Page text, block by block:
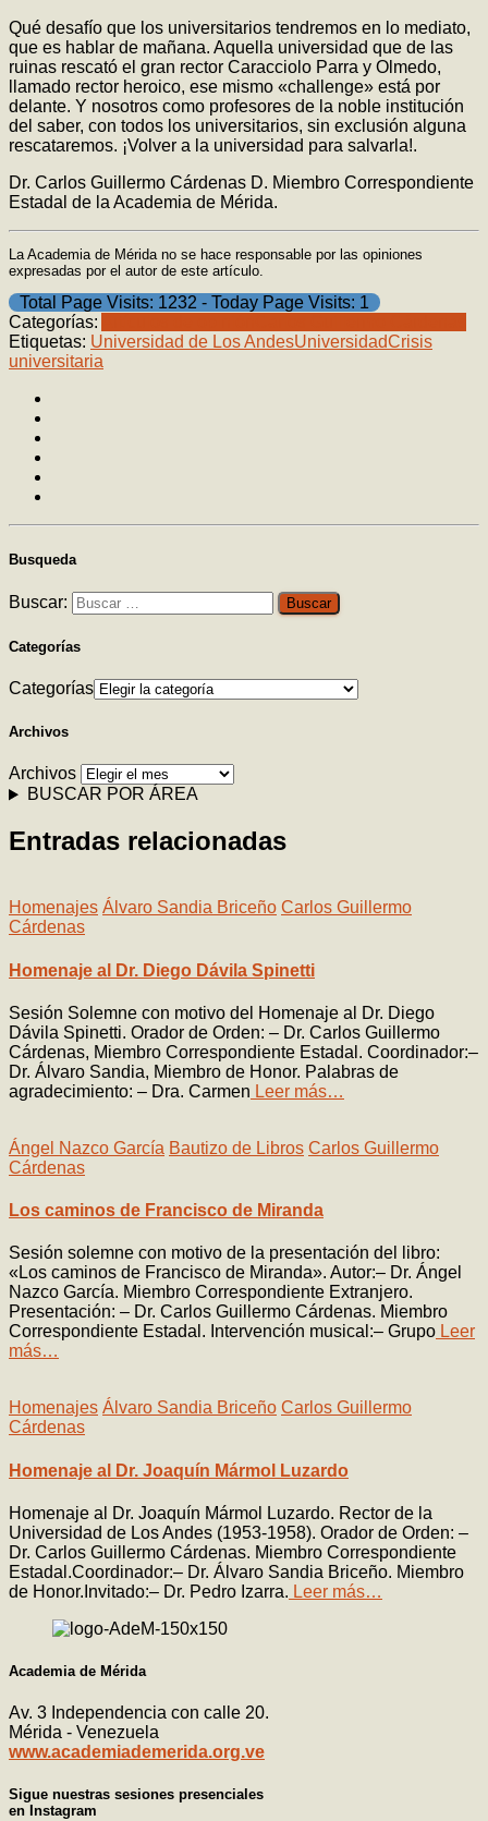
Qué desafío que los universitarios tendremos en lo mediato,
que es hablar de mañana. Aquella universidad que de las
ruinas rescató el gran rector Caracciolo Parra y Olmedo,
llamado rector heroico, ese mismo «challenge» está por
delante. Y nosotros como profesores de la noble institución
del saber, con todos los universitarios, sin exclusión alguna
rescataremos. ¡Volver a la universidad para salvarla!.
Dr. Carlos Guillermo Cárdenas D. Miembro Correspondiente
Estadal de la Academia de Mérida.
La Academia de Mérida no se hace responsable por las opiniones
expresadas por el autor de este artículo.
Total Page Visits: 1232 - Today Page Visits: 1
Categorías:
Etiquetas: Universidad de Los AndesUniversidadCrisis
universitaria
Busqueda
Buscar:
Categorías
Categorías
Archivos
Archivos
BUSCAR POR ÁREA
Entradas relacionadas
Homenajes Álvaro Sandia Briceño Carlos Guillermo
Cárdenas
Homenaje al Dr. Diego Dávila Spinetti
Sesión Solemne con motivo del Homenaje al Dr. Diego
Dávila Spinetti. Orador de Orden: – Dr. Carlos Guillermo
Cárdenas, Miembro Correspondiente Estadal. Coordinador:–
Dr. Álvaro Sandia, Miembro de Honor. Palabras de
agradecimiento: – Dra. Carmen Leer más…
Ángel Nazco García Bautizo de Libros Carlos Guillermo
Cárdenas
Los caminos de Francisco de Miranda
Sesión solemne con motivo de la presentación del libro:
«Los caminos de Francisco de Miranda». Autor:– Dr. Ángel
Nazco García. Miembro Correspondiente Extranjero.
Presentación: – Dr. Carlos Guillermo Cárdenas. Miembro
Correspondiente Estadal. Intervención musical:– Grupo Leer
más…
Homenajes Álvaro Sandia Briceño Carlos Guillermo
Cárdenas
Homenaje al Dr. Joaquín Mármol Luzardo
Homenaje al Dr. Joaquín Mármol Luzardo. Rector de la
Universidad de Los Andes (1953-1958). Orador de Orden: –
Dr. Carlos Guillermo Cárdenas. Miembro Correspondiente
Estadal.Coordinador:– Dr. Álvaro Sandia Briceño. Miembro
de Honor.Invitado:– Dr. Pedro Izarra. Leer más…
Academia de Mérida
Av. 3 Independencia con calle 20.
Mérida - Venezuela
www.academiademerida.org.ve
Sigue nuestras sesiones presenciales
en Instagram